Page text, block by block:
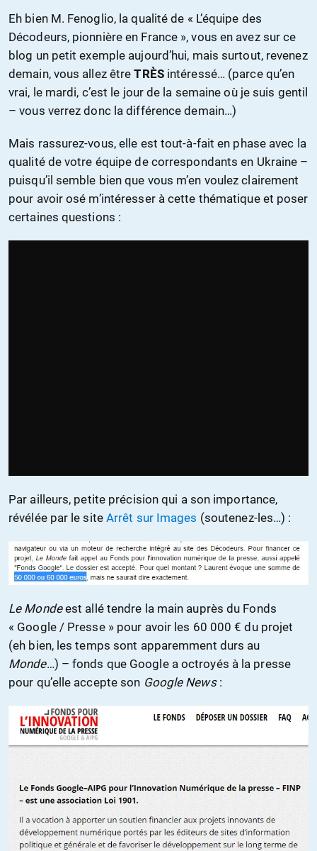
Eh bien M. Fenoglio, la qualité de « L’équipe des
Décodeurs, pionnière en France », vous en avez sur ce
blog un petit exemple aujourd’hui, mais surtout, revenez
demain, vous allez êtreTRÈSintéressé… (parce qu’en
vrai, le mardi, c’est le jour de la semaine où je suis gentil
– vous verrez donc la différence demain…)
Mais rassurez-vous, elle est tout-à-fait en phase avec la
qualité de votre équipe de correspondants en Ukraine –
puisqu’il semble bien que vous m’en voulez clairement
pour avoir osé m’intéresser à cette thématique et poser
certaines questions :
Par ailleurs, petite précision qui a son importance,
révélée par le site Arrêt sur Images (soutenez-les…) :
Le Mondeest allé tendre la main auprès du Fonds
« Google / Presse » pour avoir les 60 000 € du projet
(eh bien, les temps sont apparemment durs au
Monde…) – fonds que Google a octroyés à la presse
pour qu’elle accepte son Google News: